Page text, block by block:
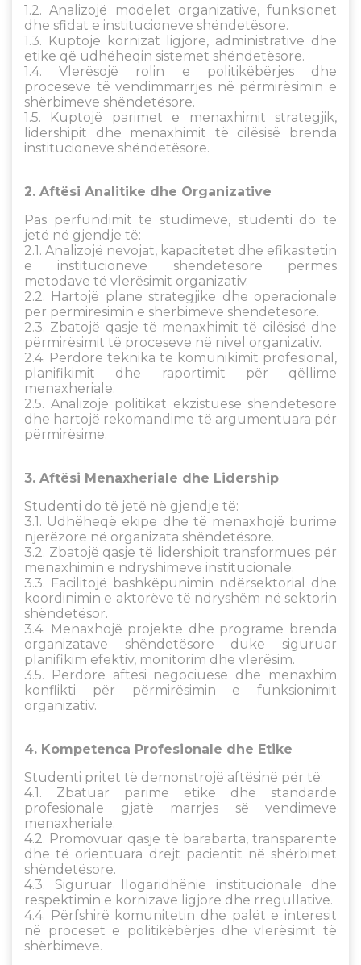
1.2. Analizojë modelet organizative, funksionet
dhe sfidat e institucioneve shëndetësore.
1.3. Kuptojë kornizat ligjore, administrative dhe
etike që udhëheqin sistemet shëndetësore.
1.4. Vlerësojë rolin e politikëbërjes dhe
proceseve të vendimmarrjes në përmirësimin e
shërbimeve shëndetësore.
1.5. Kuptojë parimet e menaxhimit strategjik,
lidershipit dhe menaxhimit të cilësisë brenda
institucioneve shëndetësore.
2. Aftësi Analitike dhe Organizative
Pas përfundimit të studimeve, studenti do të
jetë në gjendje të:
2.1. Analizojë nevojat, kapacitetet dhe efikasitetin
e institucioneve shëndetësore përmes
metodave të vlerësimit organizativ.
2.2. Hartojë plane strategjike dhe operacionale
për përmirësimin e shërbimeve shëndetësore.
2.3. Zbatojë qasje të menaxhimit të cilësisë dhe
përmirësimit të proceseve në nivel organizativ.
2.4. Përdorë teknika të komunikimit profesional,
planifikimit dhe raportimit për qëllime
menaxheriale.
2.5. Analizojë politikat ekzistuese shëndetësore
dhe hartojë rekomandime të argumentuara për
përmirësime.
3. Aftësi Menaxheriale dhe Lidership
Studenti do të jetë në gjendje të:
3.1. Udhëheqë ekipe dhe të menaxhojë burime
njerëzore në organizata shëndetësore.
3.2. Zbatojë qasje të lidershipit transformues për
menaxhimin e ndryshimeve institucionale.
3.3. Facilitojë bashkëpunimin ndërsektorial dhe
koordinimin e aktorëve të ndryshëm në sektorin
shëndetësor.
3.4. Menaxhojë projekte dhe programe brenda
organizatave shëndetësore duke siguruar
planifikim efektiv, monitorim dhe vlerësim.
3.5. Përdorë aftësi negociuese dhe menaxhim
konflikti për përmirësimin e funksionimit
organizativ.
4. Kompetenca Profesionale dhe Etike
Studenti pritet të demonstrojë aftësinë për të:
4.1. Zbatuar parime etike dhe standarde
profesionale gjatë marrjes së vendimeve
menaxheriale.
4.2. Promovuar qasje të barabarta, transparente
dhe të orientuara drejt pacientit në shërbimet
shëndetësore.
4.3. Siguruar llogaridhënie institucionale dhe
respektimin e kornizave ligjore dhe rregullative.
4.4. Përfshirë komunitetin dhe palët e interesit
në proceset e politikëbërjes dhe vlerësimit të
shërbimeve.